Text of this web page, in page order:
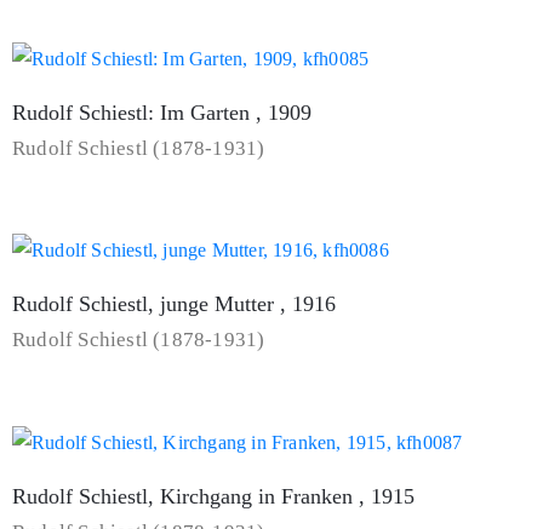
Rudolf Schiestl: Im Garten , 1909
Rudolf Schiestl (1878-1931)
Rudolf Schiestl, junge Mutter , 1916
Rudolf Schiestl (1878-1931)
Rudolf Schiestl, Kirchgang in Franken , 1915